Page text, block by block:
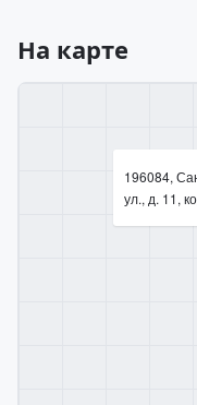
На карте
196084,
ул., д. 11,